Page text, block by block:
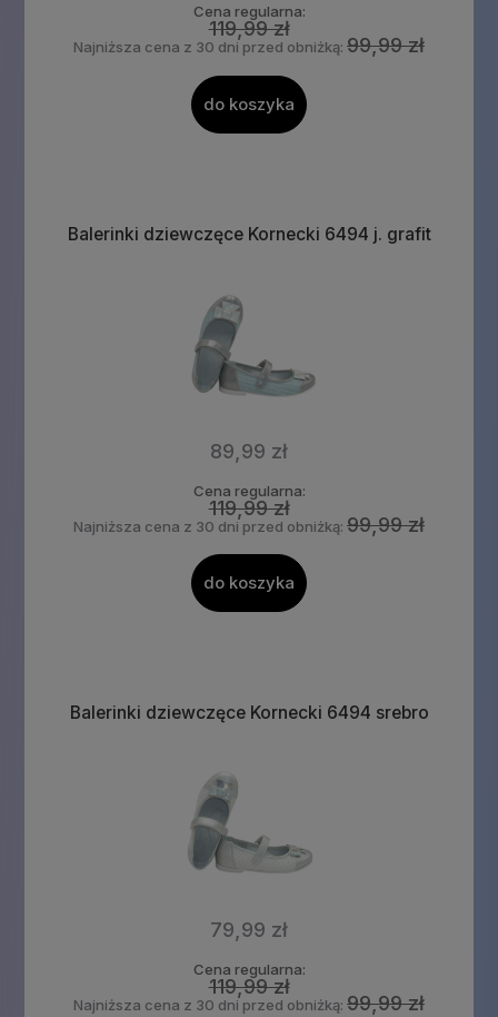
Cena regularna:
119,99 zł
Najniższa cena z 30 dni przed obniżką: 99,99 zł
do koszyka
Balerinki dziewczęce Kornecki 6494 j. grafit
89,99 zł
Cena regularna:
119,99 zł
Najniższa cena z 30 dni przed obniżką: 99,99 zł
do koszyka
Balerinki dziewczęce Kornecki 6494 srebro
79,99 zł
Cena regularna:
119,99 zł
Najniższa cena z 30 dni przed obniżką: 99,99 zł